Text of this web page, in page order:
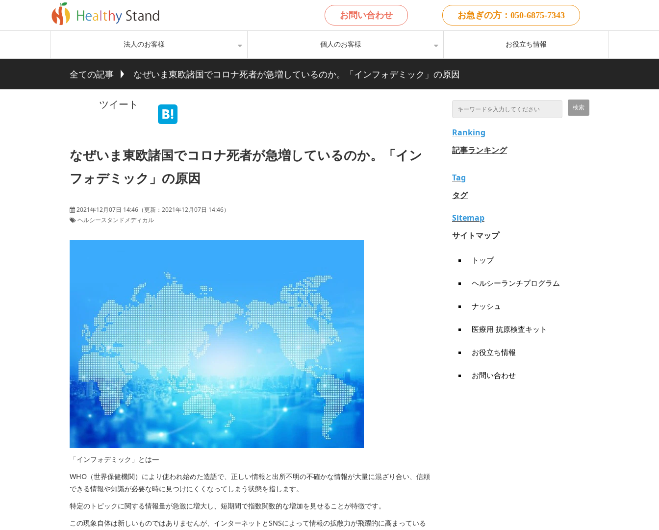
お問い合わせ お急ぎの方：050-6875-7343
法人のお客様 個人のお客様 お役立ち情報
全ての記事 なぜいま東欧諸国でコロナ死者が急増しているのか。「インフォデミック」の原因
ツイート
なぜいま東欧諸国でコロナ死者が急増しているのか。「イン
フォデミック」の原因
2021年12月07日 14:46 （更新： 2021年12月07日 14:46）
ヘルシースタンドメディカル
「インフォデミック」とは―
WHO（世界保健機関）により使われ始めた造語で、正しい情報と出所不明の不確かな情報が大量に混ざり合い、信頼
できる情報や知識が必要な時に見つけにくくなってしまう状態を指します。
特定のトピックに関する情報量が急激に増大し、短期間で指数関数的な増加を見せることが特徴です。
この現象自体は新しいものではありませんが、インターネットとSNSによって情報の拡散力が飛躍的に高まっている
Ranking
記事ランキング
Tag
タグ
Sitemap
サイトマップ
トップ
ヘルシーランチプログラム
ナッシュ
医療用 抗原検査キット
お役立ち情報
お問い合わせ